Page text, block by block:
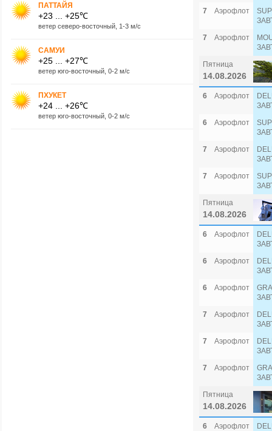
ПАТТАЙЯ
+23 ... +25℃
ветер северо-восточный, 1-3 м/с
САМУИ
+25 ... +27℃
ветер юго-восточный, 0-2 м/с
ПХУКЕТ
+24 ... +26℃
ветер юго-восточный, 0-2 м/с
7
Аэрофлот
7
Аэрофлот
Пятница
14.08.2026
6 Аэрофлот
6
Аэрофлот
7
Аэрофлот
7
Аэрофлот
Пятница
14.08.2026
6 Аэрофлот
6
Аэрофлот
6
Аэрофлот
7
Аэрофлот
7
Аэрофлот
7
Аэрофлот
Пятница
14.08.2026
6 Аэрофлот